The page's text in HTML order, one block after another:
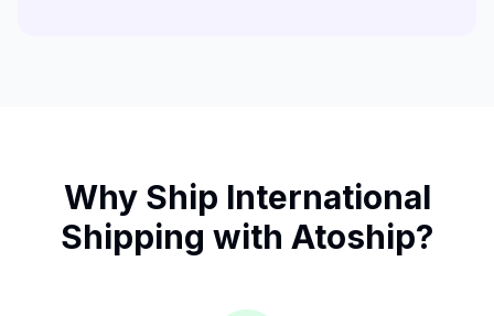
Why Ship International
Shipping with Atoship?